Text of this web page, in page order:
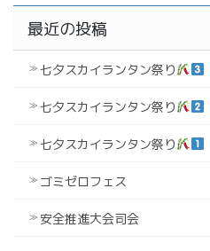
最近の投稿
七夕スカイランタン祭り
七夕スカイランタン祭り
七夕スカイランタン祭り
ゴミゼロフェス
安全推進大会司会